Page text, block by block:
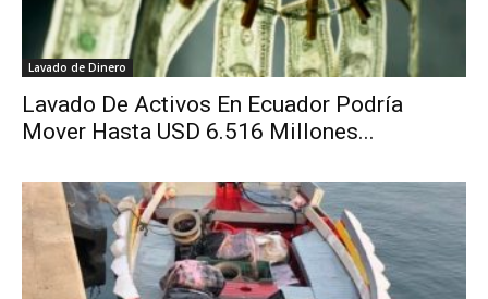
Lavado de Dinero
Lavado De Activos En Ecuador Podría
Mover Hasta USD 6.516 Millones...